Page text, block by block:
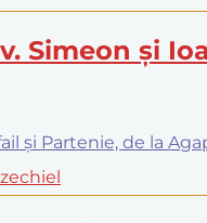
Simeon și
și Partenie, de la